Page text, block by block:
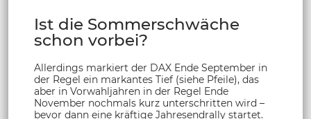
Ist die Sommerschwäche
schon vorbei?
Allerdings markiert der DAX Ende September in
der Regel ein markantes Tief (siehe Pfeile), das
aber in Vorwahljahren in der Regel Ende
November nochmals kurz unterschritten wird –
bevor dann eine kräftige Jahresendrally startet.